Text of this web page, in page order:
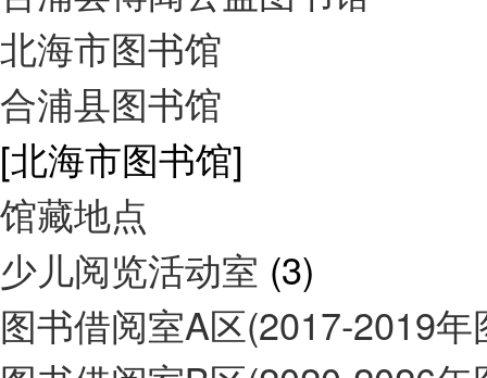
北海市图书馆
合浦县图书馆
[北海市图书馆]
馆藏地点
少儿阅览活动室 (3)
图书借阅室A区(2017-2019